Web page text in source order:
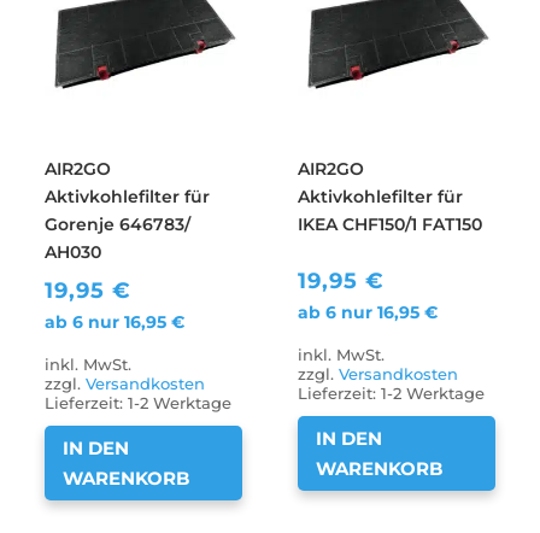
AIR2GO
Aktivkohlefilter für
Gorenje 646783/
AH030
19,95€
ab 6 nur16,95€
inkl. MwSt.
zzgl.Versandkosten
Lieferzeit:1-2 Werktage
IN DEN
WARENKORB
AIR2GO
Aktivkohlefilter für
IKEA CHF150/1 FAT150
19,95€
ab 6 nur16,95€
inkl. MwSt.
zzgl.Versandkosten
Lieferzeit:1-2 Werktage
IN DEN
WARENKORB